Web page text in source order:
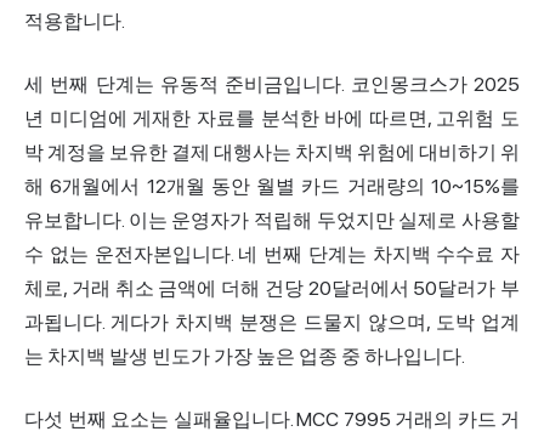
적용합니다.
세 번째 단계는 유동적 준비금입니다. 코인몽크스가 2025
년 미디엄에 게재한 자료를 분석한 바에 따르면, 고위험 도
박 계정을 보유한 결제 대행사는 차지백 위험에 대비하기 위
해 6개월에서 12개월 동안 월별 카드 거래량의 10~15%를
유보합니다. 이는 운영자가 적립해 두었지만 실제로 사용할
수 없는 운전자본입니다. 네 번째 단계는 차지백 수수료 자
체로, 거래 취소 금액에 더해 건당 20달러에서 50달러가 부
과됩니다. 게다가 차지백 분쟁은 드물지 않으며, 도박 업계
는 차지백 발생 빈도가 가장 높은 업종 중 하나입니다.
다섯 번째 요소는 실패율입니다. MCC 7995 거래의 카드 거